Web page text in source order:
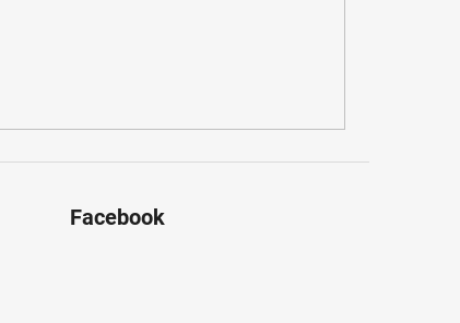
Facebook